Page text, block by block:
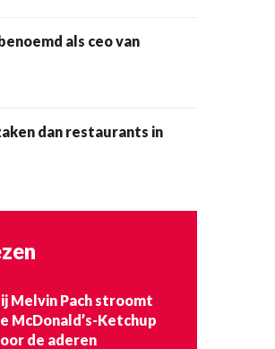
als ceo van
dan restaurants in
Melvin Pach stroomt
McDonald’s-Ketchup
de aderen